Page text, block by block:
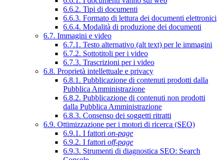
6.6.2. Tipi di documenti
6.6.3. Formato di lettura dei documenti elettronici
6.6.4. Modalità di produzione dei documenti
6.7. Immagini e video
6.7.1. Testo alternativo (alt text) per le immagini
6.7.2. Sottotitoli per i video
6.7.3. Trascrizioni per i video
6.8. Proprietà intellettuale e privacy
6.8.1. Pubblicazione di contenuti prodotti dalla
Pubblica Amministrazione
6.8.2. Pubblicazione di contenuti non prodotti
dalla Pubblica Amministrazione
6.8.3. Consenso dei soggetti ritratti
6.9. Ottimizzazione per i motori di ricerca (SEO)
6.9.1. I fattori on-page
6.9.2. I fattori off-page
6.9.3. Strumenti di diagnostica SEO: Search